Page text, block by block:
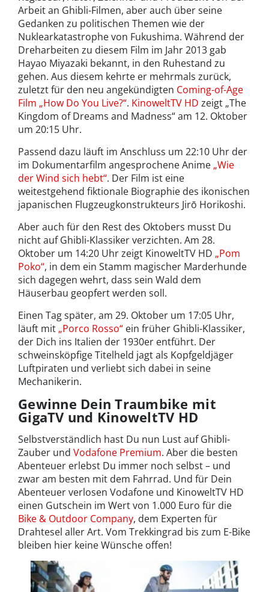
Arbeit an Ghibli-Filmen, aber auch über seine
Gedanken zu politischen Themen wie der
Nuklearkatastrophe von Fukushima. Während der
Dreharbeiten zu diesem Film im Jahr 2013 gab
Hayao Miyazaki bekannt, in den Ruhestand zu
gehen. Aus diesem kehrte er mehrmals zurück,
zuletzt für den neu angekündigten Coming-of-Age
Film „How Do You Live?“. KinoweltTV HD zeigt „The
Kingdom of Dreams and Madness“ am 12. Oktober
um 20:15 Uhr.
Passend dazu läuft im Anschluss um 22:10 Uhr der
im Dokumentarfilm angesprochene Anime „Wie
der Wind sich hebt“. Der Film ist eine
weitestgehend fiktionale Biographie des ikonischen
japanischen Flugzeugkonstrukteurs Jirō Horikoshi.
Aber auch für den Rest des Oktobers musst Du
nicht auf Ghibli-Klassiker verzichten. Am 28.
Oktober um 14:20 Uhr zeigt KinoweltTV HD „Pom
Poko“, in dem ein Stamm magischer Marderhunde
sich dagegen wehrt, dass sein Wald dem
Häuserbau geopfert werden soll.
Einen Tag später, am 29. Oktober um 17:05 Uhr,
läuft mit „Porco Rosso“ ein früher Ghibli-Klassiker,
der Dich ins Italien der 1930er entführt. Der
schweinsköpfige Titelheld jagt als Kopfgeldjäger
Luftpiraten und verliebt sich dabei in seine
Mechanikerin.
Gewinne Dein Traumbike mit
GigaTV und KinoweltTV HD
Selbstverständlich hast Du nun Lust auf Ghibli-
Zauber und Vodafone Premium. Aber die besten
Abenteuer erlebst Du immer noch selbst – und
zwar am besten mit dem Fahrrad. Und für Dein
Abenteuer verlosen Vodafone und KinoweltTV HD
einen Gutschein im Wert von 1.000 Euro für die
Bike & Outdoor Company, dem Experten für
Drahtesel aller Art. Vom Trekkingrad bis zum E-Bike
bleiben hier keine Wünsche offen!